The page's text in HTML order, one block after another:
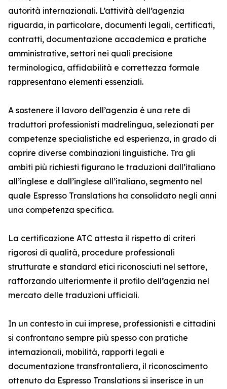
autorità internazionali. L’attività dell’agenzia
riguarda, in particolare, documenti legali, certificati,
contratti, documentazione accademica e pratiche
amministrative, settori nei quali precisione
terminologica, affidabilità e correttezza formale
rappresentano elementi essenziali.
A sostenere il lavoro dell’agenzia è una rete di
traduttori professionisti madrelingua, selezionati per
competenze specialistiche ed esperienza, in grado di
coprire diverse combinazioni linguistiche. Tra gli
ambiti più richiesti figurano le traduzioni dall’italiano
all’inglese e dall’inglese all’italiano, segmento nel
quale Espresso Translations ha consolidato negli anni
una competenza specifica.
La certificazione ATC attesta il rispetto di criteri
rigorosi di qualità, procedure professionali
strutturate e standard etici riconosciuti nel settore,
rafforzando ulteriormente il profilo dell’agenzia nel
mercato delle traduzioni ufficiali.
In un contesto in cui imprese, professionisti e cittadini
si confrontano sempre più spesso con pratiche
internazionali, mobilità, rapporti legali e
documentazione transfrontaliera, il riconoscimento
ottenuto da Espresso Translations si inserisce in un